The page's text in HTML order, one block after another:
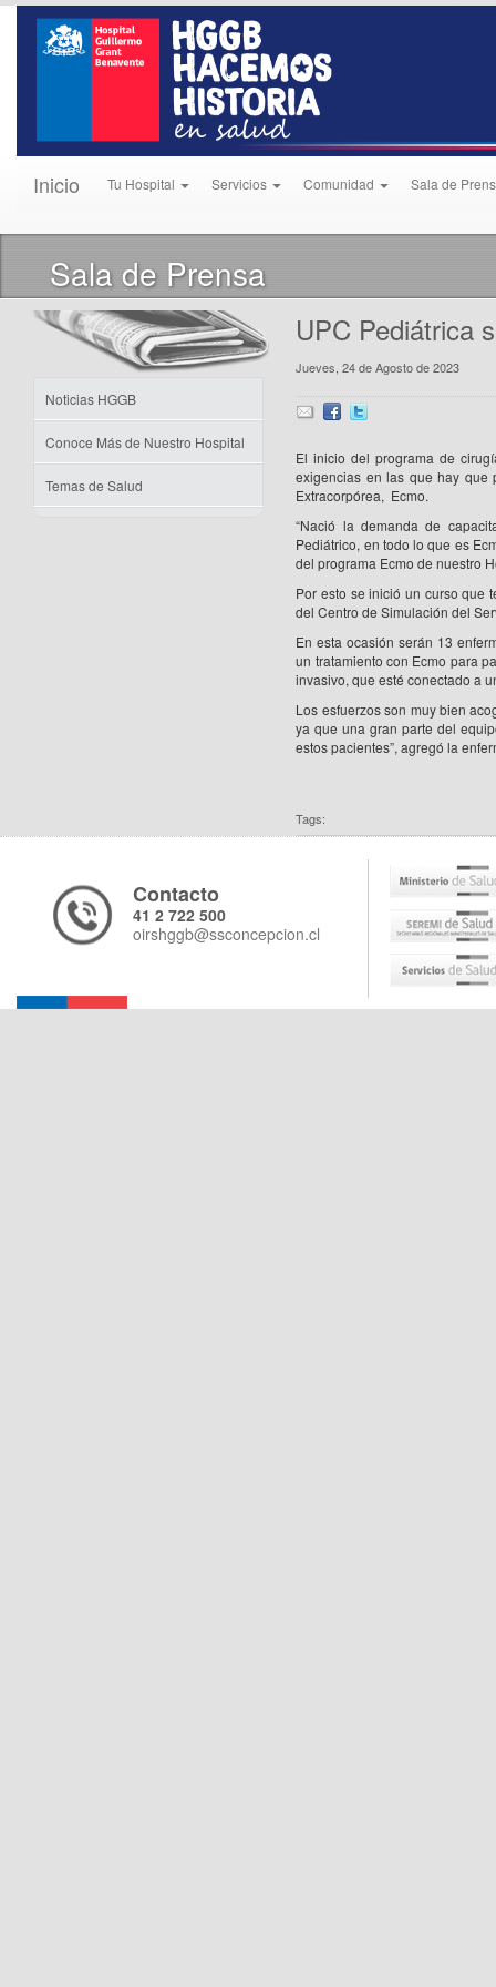
Inicio Tu Hospital Servicios Comunidad Sala de
Sala de Prensa
Noticias HGGB
Conoce Más de Nuestro Hospital
Temas de Salud
UPC Pediátrica
Jueves, 24 de Agosto de 2023
El inicio del programa de
exigencias en las que hay que
Extracorpórea, Ecmo.
“Nació la demanda de
Pediátrico, en todo lo que es
del programa Ecmo de nuestro
Por esto se inició un curso que
del Centro de Simulación del
En esta ocasión serán 13
un tratamiento con Ecmo para
invasivo, que esté conectado a
Los esfuerzos son muy bien
ya que una gran parte del
estos pacientes”, agregó la
Tags:
Contacto
41 2 722 500
oirshggb@ssconcepcion.cl